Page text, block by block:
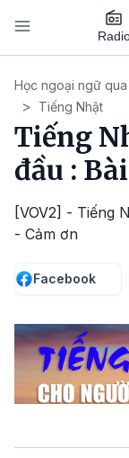
Nhảy đến nội dung
Học ngoại ngữ qua
Tiếng Nhật
Tiếng
đầu :
[VOV2] - Tiếng
- Cảm ơn
Facebook